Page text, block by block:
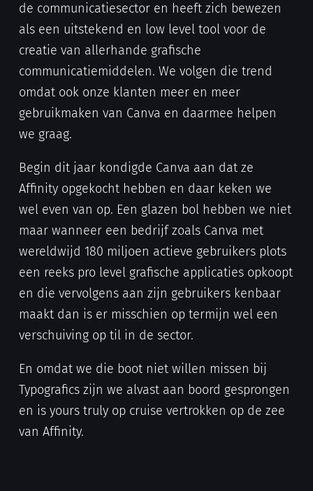
de communicatiesector en heeft zich bewezen
als een uitstekend en low level tool voor de
creatie van allerhande grafische
communicatiemiddelen. We volgen die trend
omdat ook onze klanten meer en meer
gebruikmaken van Canva en daarmee helpen
we graag.
Begin dit jaar kondigde Canva aan dat ze
Affinity opgekocht hebben en daar keken we
wel even van op. Een glazen bol hebben we niet
maar wanneer een bedrijf zoals Canva met
wereldwijd 180 miljoen actieve gebruikers plots
een reeks pro level grafische applicaties opkoopt
en die vervolgens aan zijn gebruikers kenbaar
maakt dan is er misschien op termijn wel een
verschuiving op til in de sector.
En omdat we die boot niet willen missen bij
Typografics zijn we alvast aan boord gesprongen
en is yours truly op cruise vertrokken op de zee
van Affinity.